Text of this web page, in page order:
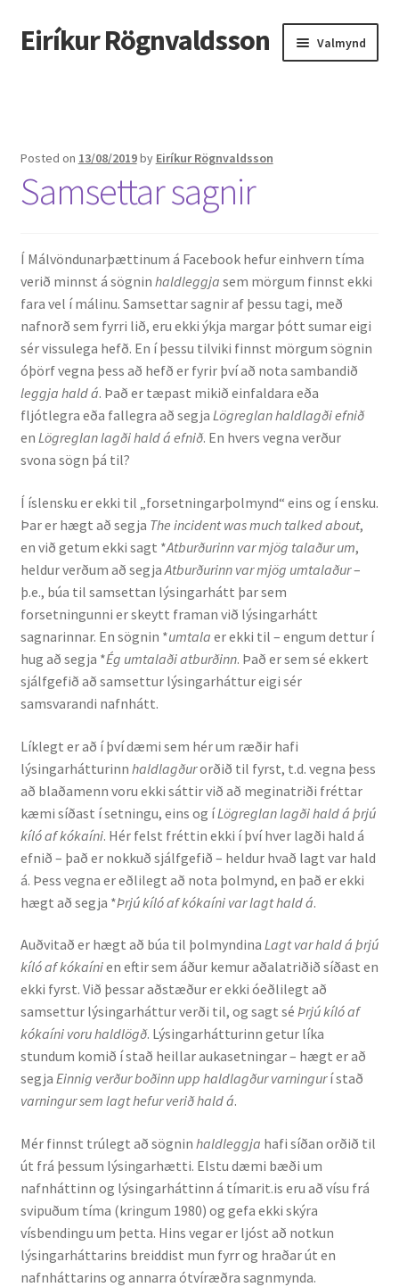
Fara
beint
Hoppa
yfir
Eiríkur Rögnvaldsson Valmynd
Myndir
Kennsla
Kennd námskeið
Kennsluefni
Yfirlit um kennslu
Stjórnun
Innan Háskólans
Samstarfsverkefni
Styrkir og verðlaun
Utan Háskólans
Verkefnisstjórn
Þjónusta
Rannsóknir
Máltækni
Orðalyklar og orðafar
Orðhlutafræði
Samtímasetningafræði
Söguleg setningafræði
Staða íslenskunnar
Ritverk og erindi
Bækur
Posted on 13/08/2019by Eiríkur Rögnvaldsson
Samsettar sagnir
Í Málvöndunarþættinum á Facebook hefur einhvern tíma
verið minnst á sögnin haldleggja sem mörgum finnst ekki
fara vel í málinu. Samsettar sagnir af þessu tagi, með
nafnorð sem fyrri lið, eru ekki ýkja margar þótt sumar eigi
sér vissulega hefð. En í þessu tilviki finnst mörgum sögnin
óþörf vegna þess að hefð er fyrir því að nota sambandið
leggja hald á. Það er tæpast mikið einfaldara eða
fljótlegra eða fallegra að segja Lögreglan haldlagði efnið
en Lögreglan lagði hald á efnið. En hvers vegna verður
svona sögn þá til?
Í íslensku er ekki til „forsetningarþolmynd“ eins og í ensku.
Þar er hægt að segja The incident was much talked about,
en við getum ekki sagt *Atburðurinn var mjög talaður um,
heldur verðum að segjaAtburðurinn var mjög umtalaður–
þ.e., búa til samsettan lýsingarhátt þar sem
forsetningunni er skeytt framan við lýsingarhátt
sagnarinnar. En sögnin *umtala er ekki til – engum dettur í
hug að segja *Ég umtalaði atburðinn. Það er sem sé ekkert
sjálfgefið að samsettur lýsingarháttur eigi sér
samsvarandi nafnhátt.
Líklegt er að í því dæmi sem hér um ræðir hafi
lýsingarhátturinn haldlagðurorðið til fyrst, t.d. vegna þess
að blaðamenn voru ekki sáttir við að meginatriði fréttar
kæmi síðast í setningu, eins og íLögreglan lagði hald á þrjú
kíló af kókaíni. Hér felst fréttin ekki í því hver lagði hald á
efnið – það er nokkuð sjálfgefið – heldur hvað lagt var hald
á. Þess vegna er eðlilegt að nota þolmynd, en það er ekki
hægt að segja *Þrjú kíló af kókaíni var lagt hald á.
Auðvitað er hægt að búa til þolmyndina Lagt var hald á þrjú
kíló af kókaínien eftir sem áður kemur aðalatriðið síðast en
ekki fyrst. Við þessar aðstæður er ekki óeðlilegt að
samsettur lýsingarháttur verði til, og sagt sé Þrjú kíló af
kókaíni voru haldlögð. Lýsingarhátturinn getur líka
stundum komið í stað heillar aukasetningar – hægt er að
segja Einnig verður boðinn upp haldlagður varningurí stað
varningur sem lagt hefur verið hald á.
Mér finnst trúlegt að sögnin haldleggja hafi síðan orðið til
út frá þessum lýsingarhætti. Elstu dæmi bæði um
nafnháttinn og lýsingarháttinn á tímarit.is eru að vísu frá
svipuðum tíma (kringum 1980) og gefa ekki skýra
vísbendingu um þetta. Hins vegar er ljóst að notkun
lýsingarháttarins breiddist mun fyrr og hraðar út en
nafnháttarins og annarra ótvíræðra sagnmynda.